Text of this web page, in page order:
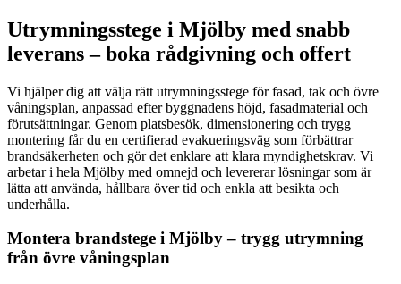
Utrymningsstege i Mjölby med snabb
leverans – boka rådgivning och offert
Vi hjälper dig att välja rätt utrymningsstege för fasad, tak och övre
våningsplan, anpassad efter byggnadens höjd, fasadmaterial och
förutsättningar. Genom platsbesök, dimensionering och trygg
montering får du en certifierad evakueringsväg som förbättrar
brandsäkerheten och gör det enklare att klara myndighetskrav. Vi
arbetar i hela Mjölby med omnejd och levererar lösningar som är
lätta att använda, hållbara över tid och enkla att besikta och
underhålla.
Montera brandstege i Mjölby – trygg utrymning
från övre våningsplan